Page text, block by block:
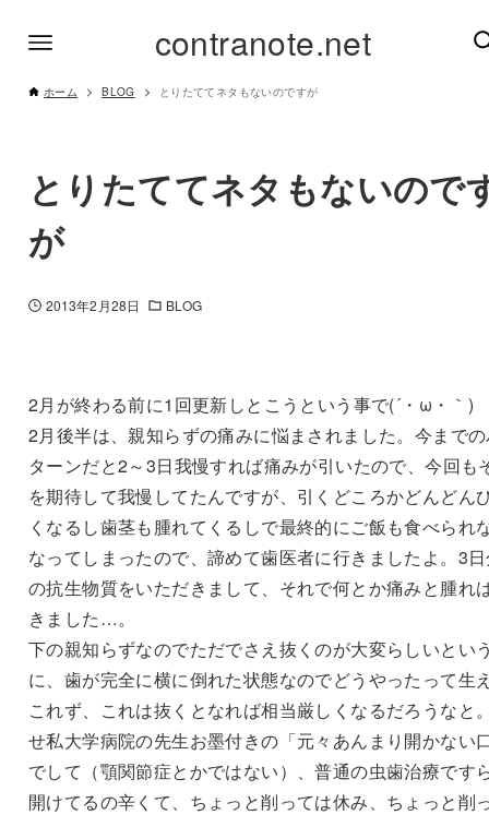
contranote.net
ホーム BLOG とりたててネタもないのですが
とりたててネタもないので
が
2013年2月28日 BLOG
2月が終わる前に1回更新しとこうという事で(´・ω・｀)
2月後半は、親知らずの痛みに悩まされました。今まで
ターンだと2～3日我慢すれば痛みが引いたので、今回も
を期待して我慢してたんですが、引くどころかどんどん
くなるし歯茎も腫れてくるしで最終的にご飯も食べられ
なってしまったので、諦めて歯医者に行きましたよ。3
の抗生物質をいただきまして、それで何とか痛みと腫れ
きました…。
下の親知らずなのでただでさえ抜くのが大変らしいとい
に、歯が完全に横に倒れた状態なのでどうやったって生
これず、これは抜くとなれば相当厳しくなるだろうなと
せ私大学病院の先生お墨付きの「元々あんまり開かない
でして（顎関節症とかではない）、普通の虫歯治療です
開けてるの辛くて、ちょっと削っては休み、ちょっと削